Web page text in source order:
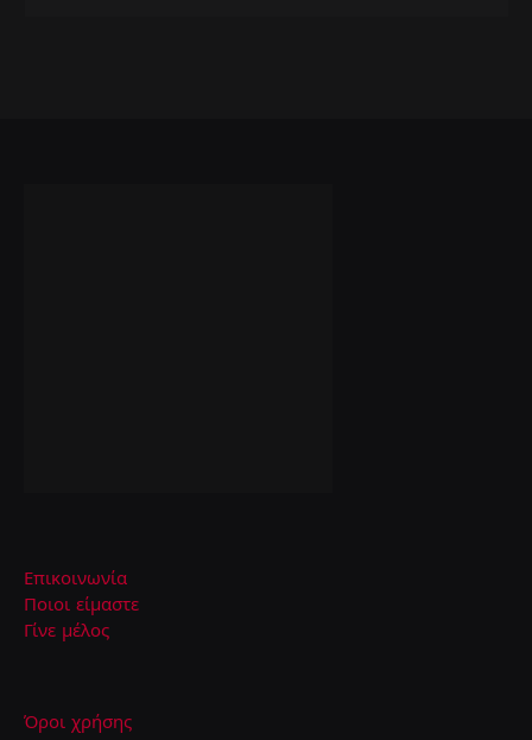
Επικοινωνία
Ποιοι είμαστε
Γίνε μέλος
Όροι χρήσης